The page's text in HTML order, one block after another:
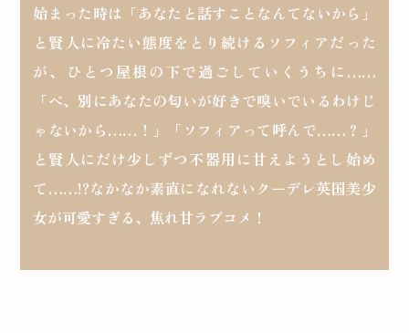
閉じる
始まった時は「あなたと話すことなんてないから」
と賢人に冷たい態度をとり続けるソフィアだった
が、ひとつ屋根の下で過ごしていくうちに……
「べ、別にあなたの匂いが好きで嗅いでいるわけじ
ゃないから……！」「ソフィアって呼んで……？」
と賢人にだけ少しずつ不器用に甘えようとし始め
て……!?なかなか素直になれないクーデレ英国美少
女が可愛すぎる、焦れ甘ラブコメ！